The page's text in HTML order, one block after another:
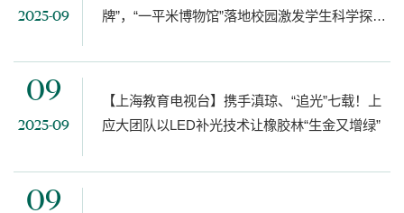
2025-09
牌”，“一平米博物馆”落地校园激发学生科学探索
09
2025-09
【上海教育电视台】携手滇琼、“追光”七载！上
应大团队以LED补光技术让橡胶林“生金又增绿”
09